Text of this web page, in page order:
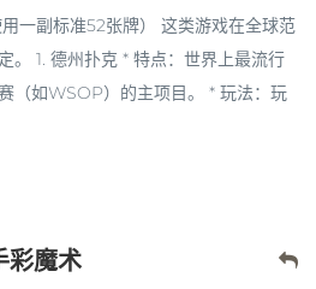
一副标准52张牌） 这类游戏在全球范
。 1. 德州扑克 * 特点：世界上最流行
（如WSOP）的主项目。 * 玩法：玩
彩魔术